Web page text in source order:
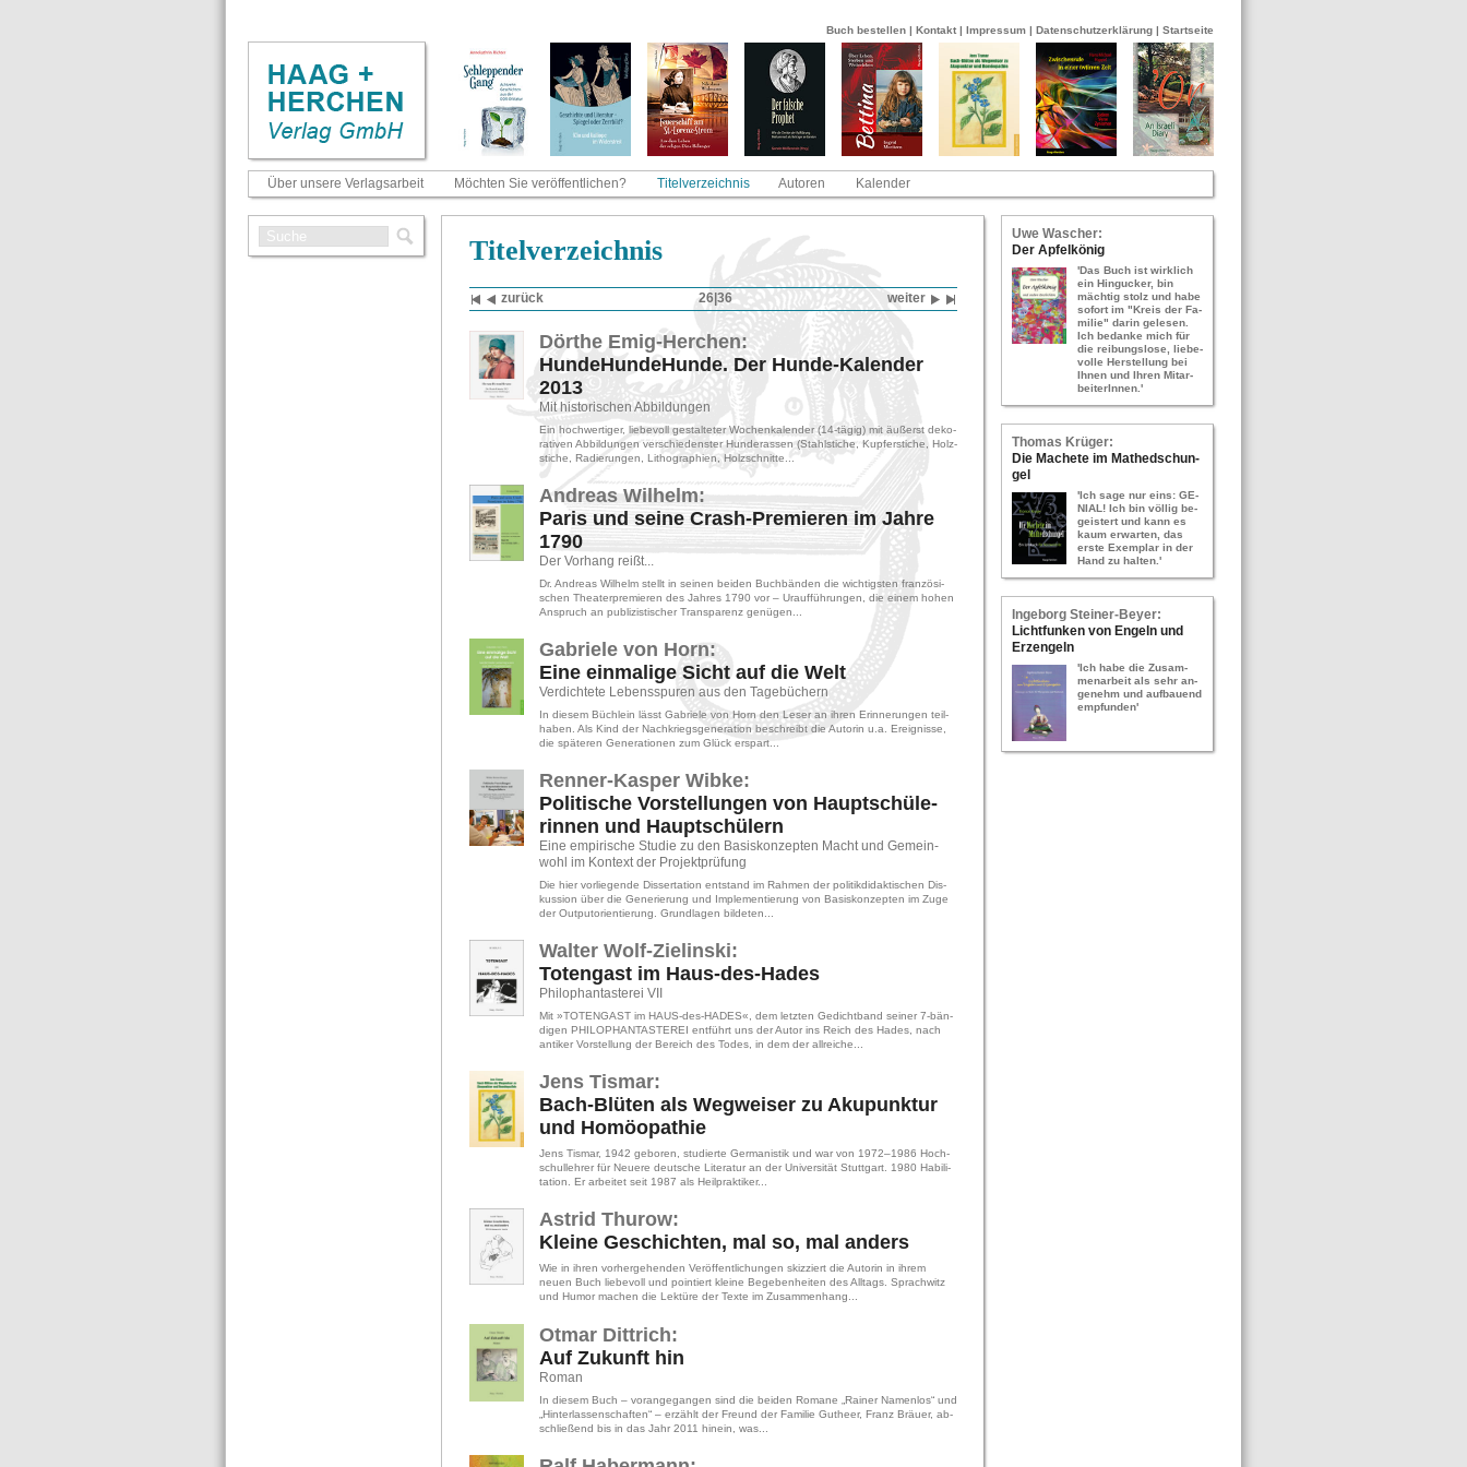
Buch bestellen | Kontakt | Impressum | Datenschutzerklärung | Startseite
Über unsere Verlagsarbeit Möchten Sie veröffentlichen? Titelverzeichnis Autoren Kalender
Uwe Wa­scher:
Der Ap­fel­kö­nig
'Das Buch ist wirk­lich
ein Hin­gu­cker, bin
mäch­tig stolz und habe
so­fort im "Kreis der Fa­
mi­lie" darin ge­le­sen.
Ich be­dan­ke mich für
die rei­bungs­lo­se, lie­be­
vol­le Her­stel­lung bei
Ihnen und Ihren Mit­ar­
bei­te­rIn­nen.'
Tho­mas Krü­ger:
Die Ma­che­te im Ma­thed­schun­
gel
'Ich sage nur eins: GE­
NI­AL! Ich bin völ­lig be­
geis­tert und kann es
kaum er­war­ten, das
erste Ex­em­plar in der
Hand zu hal­ten.'
In­ge­borg Stei­ner-​Bey­er:
Licht­fun­ken von En­geln und
Erz­en­geln
'Ich habe die Zu­sam­
men­ar­beit als sehr an­
ge­nehm und auf­bau­end
emp­fun­den'
Ti­tel­ver­zeich­nis
zu­rück wei­ter
26|36
Dörthe Emig-​Her­chen:
Hun­de­Hun­de­Hun­de. Der Hun­de-​Ka­len­der
2013
Mit his­to­ri­schen Ab­bil­dun­gen
Ein hoch­wer­ti­ger, lie­be­voll ge­stal­te­ter Wo­chen­ka­len­der (14-​tä­gig) mit äu­ßerst de­ko­
ra­ti­ven Ab­bil­dun­gen ver­schie­dens­ter Hun­de­ras­sen (Stahl­sti­che, Kup­fer­sti­che, Holz­
sti­che, Ra­die­run­gen, Li­tho­gra­phi­en, Holz­schnit­te...
An­dre­as Wil­helm:
Paris und seine Crash-​Pre­mie­ren im Jahre
1790
Der Vor­hang reißt...
Dr. An­dre­as Wil­helm stellt in sei­nen bei­den Buch­bän­den die wich­tigs­ten fran­zö­si­
schen Thea­ter­pre­mie­ren des Jah­res 1790 vor – Ur­auf­füh­run­gen, die einem hohen
An­spruch an pu­bli­zis­ti­scher Trans­pa­renz ge­nü­gen...
Ga­brie­le von Horn:
Eine ein­ma­li­ge Sicht auf die Welt
Ver­dich­te­te Le­bens­spu­ren aus den Ta­ge­bü­chern
In die­sem Büch­lein lässt Ga­brie­le von Horn den Leser an ihren Er­in­ne­run­gen teil­
ha­ben. Als Kind der Nach­kriegs­ge­ne­ra­ti­on be­schreibt die Au­to­rin u.a. Er­eig­nis­se,
die spä­te­ren Ge­ne­ra­tio­nen zum Glück er­spart...
Ren­ner-​Kas­per Wibke:
Po­li­ti­sche Vor­stel­lun­gen von Haupt­schü­le­
rin­nen und Haupt­schü­lern
Eine em­pi­ri­sche Stu­die zu den Ba­sis­kon­zep­ten Macht und Ge­mein­
wohl im Kon­text der Pro­jekt­prü­fung
Die hier vor­lie­gen­de Dis­ser­ta­ti­on ent­stand im Rah­men der po­li­tik­di­dak­ti­schen Dis­
kus­si­on über die Ge­ne­rie­rung und Im­ple­men­tie­rung von Ba­sis­kon­zep­ten im Zuge
der Out­pu­to­ri­en­tie­rung. Grund­la­gen bil­de­ten...
Wal­ter Wolf-​Zie­lin­ski:
To­ten­gast im Haus-​des-​Ha­des
Phi­lo­phan­tas­te­rei VII
Mit »TO­TEN­GAST im HAUS-​des-​HA­DES«, dem letz­ten Ge­dicht­band sei­ner 7-​bän­
di­gen PHI­LO­PHAN­TAS­TE­REI ent­führt uns der Autor ins Reich des Hades, nach
an­ti­ker Vor­stel­lung der Be­reich des Todes, in dem der all­rei­che...
Jens Tis­mar:
Bach-​Blü­ten als Weg­wei­ser zu Aku­punk­tur
und Ho­möo­pa­thie
Jens Tis­mar, 1942 ge­bo­ren, stu­dier­te Ger­ma­nis­tik und war von 1972–1986 Hoch­
schul­leh­rer für Neue­re deut­sche Li­te­ra­tur an der Uni­ver­si­tät Stutt­gart. 1980 Ha­bi­li­
ta­ti­on. Er ar­bei­tet seit 1987 als Heil­prak­ti­ker...
As­trid Thu­row:
Klei­ne Ge­schich­ten, mal so, mal an­ders
Wie in ihren vor­her­ge­hen­den Ver­öf­f­ent­li­chun­gen skiz­ziert die Au­to­rin in ihrem
neuen Buch lie­be­voll und poin­tiert klei­ne Be­ge­ben­hei­ten des All­tags. Sprach­witz
und Humor ma­chen die Lek­tü­re der Texte im Zu­sam­men­hang...
Otmar Dittrich:
Auf Zu­kunft hin
Roman
In die­sem Buch – vor­an­ge­gan­gen sind die bei­den Ro­ma­ne „Rai­ner Na­men­los“ und
„Hin­ter­las­sen­schaf­ten“ – er­zählt der Freund der Fa­mi­lie Gut­heer, Franz Bräu­er, ab­
schlie­ßend bis in das Jahr 2011 hin­ein, was...